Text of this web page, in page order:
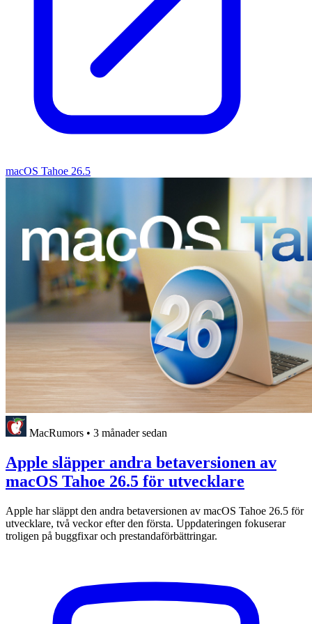
macOS Tahoe 26.5
MacRumors • 3 månader sedan
Apple släpper andra betaversionen av
macOS Tahoe 26.5 för utvecklare
Apple har släppt den andra betaversionen av macOS Tahoe 26.5 för
utvecklare, två veckor efter den första. Uppdateringen fokuserar
troligen på buggfixar och prestandaförbättringar.